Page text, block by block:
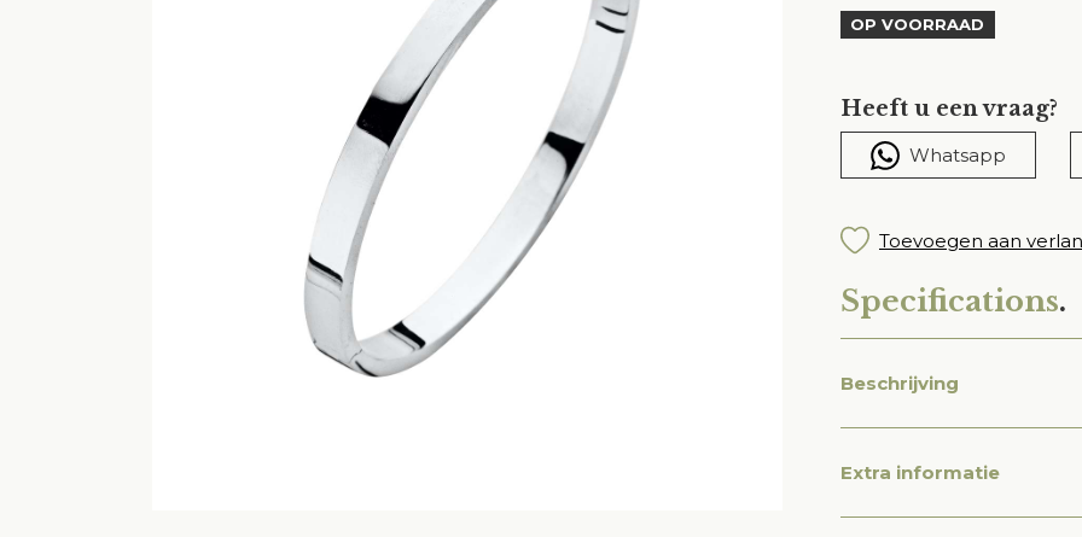
OP VOORRAAD
Heeft u een vraag?
Whatsapp
Toevoegen aan
Specifications.
Beschrijving
Extra informatie